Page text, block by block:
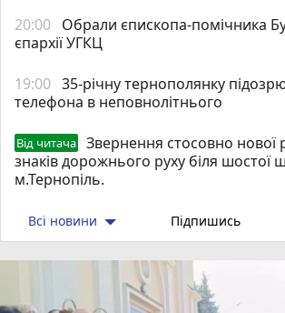
20:00 Обрали єпископа-помічника
єпархії УГКЦ
19:00 35-річну тернополянку
телефона в неповнолітнього
Від читача
Звернення стосовно нової
знаків дорожнього руху біля шостої
м.Тернопіль.
Всі новини Підпишись